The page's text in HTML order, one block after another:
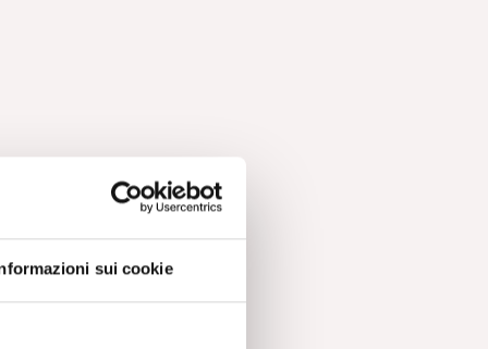
sui cookie